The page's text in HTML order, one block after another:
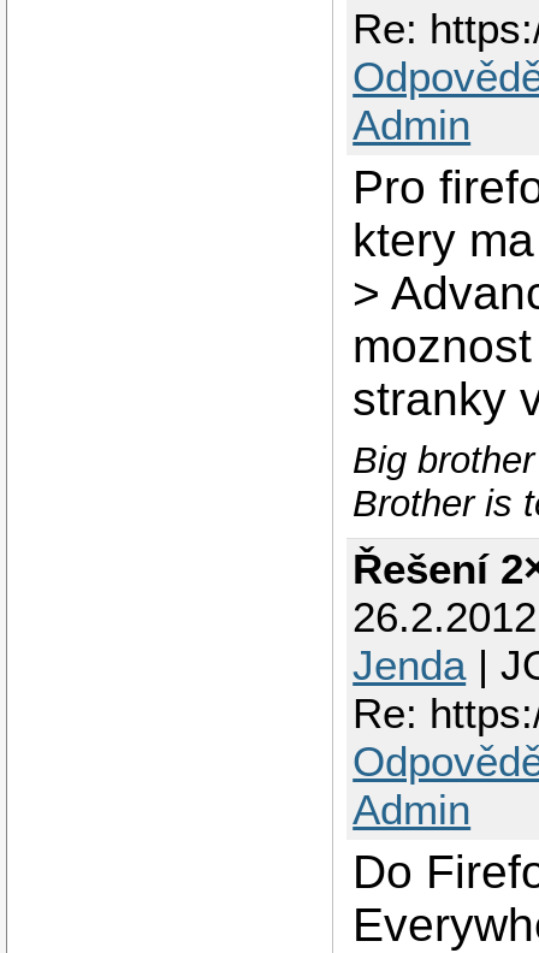
Re:
Admin
Pro
ktery
>
stranky
Big
Brother is
Řešení
Jenda|
Re:
Admin
Do